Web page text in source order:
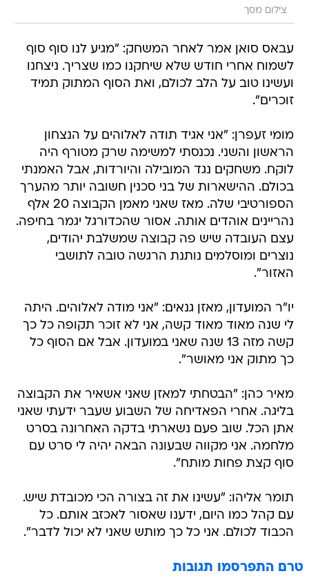
צילום מסך
עבאס סואן אמר לאחר המשחק: "מגיע לנו סוף סוף
לשמוח אחרי חודש שלא שיחקנו כמו שצריך. ניצחנו
ועשינו טוב על הלב לכולם, ואת הסוף המתוק תמיד
זוכרים".
מומי זעפרן: "אני אגיד תודה לאלוהים על הנצחון
הראשון והשני. נכנסתי למשימה שרק מטורף היה
לוקח. משחקים נגד המובילה והיורדות, אבל האמנתי
בכולם. ההישארות של בני סכנין חשובה יותר מהערך
הספורטיבי שלה. מאז שאני מאמן הקבוצה 20 אלף
נהריינים אוהדים אותה. אסור שהכדורגל יגמר בחיפה.
עצם העובדה שיש פה קבוצה שמשלבת יהודים,
נוצרים ומוסלמים נותנת הרגשה טובה לתושבי
האזור".
יו"ר המועדון, מאזן גנאים: "אני מודה לאלוהים. היתה
לי שנה מאוד מאוד קשה, אני לא זוכר תקופה כל כך
קשה מזה 13 שנה שאני במועדון. אבל אם הסוף כל
כך מתוק אני מאושר".
מאיר כהן: "הבטחתי למאזן שאני אשאיר את הקבוצה
בליגה. אחרי הפאדיחה של השבוע שעבר ידעתי שאני
אתן הכל. שוב פעם נשארתי בדקה האחרונה בסרט
מלחמה. אני מקווה שבעונה הבאה יהיה לי סרט עם
סוף קצת פחות מותח".
תומר אליהו: "עשינו את זה בצורה הכי מכובדת שיש.
עם קהל כמו היום, ידענו שאסור לאכזב אותם. כל
הכבוד לכולם. אני כל כך מותש שאני לא יכול לדבר".
טרם התפרסמו תגובות